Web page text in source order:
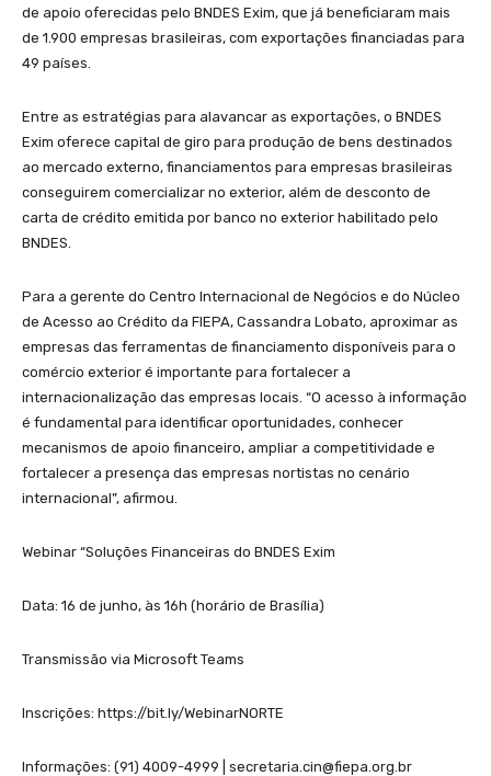
de apoio oferecidas pelo BNDES Exim, que já beneficiaram mais
de 1.900 empresas brasileiras, com exportações financiadas para
49 países.
Entre as estratégias para alavancar as exportações, o BNDES
Exim oferece capital de giro para produção de bens destinados
ao mercado externo, financiamentos para empresas brasileiras
conseguirem comercializar no exterior, além de desconto de
carta de crédito emitida por banco no exterior habilitado pelo
BNDES.
Para a gerente do Centro Internacional de Negócios e do Núcleo
de Acesso ao Crédito da FIEPA, Cassandra Lobato, aproximar as
empresas das ferramentas de financiamento disponíveis para o
comércio exterior é importante para fortalecer a
internacionalização das empresas locais. “O acesso à informação
é fundamental para identificar oportunidades, conhecer
mecanismos de apoio financeiro, ampliar a competitividade e
fortalecer a presença das empresas nortistas no cenário
internacional”, afirmou.
Webinar “Soluções Financeiras do BNDES Exim
Data: 16 de junho, às 16h (horário de Brasília)
Transmissão via Microsoft Teams
Inscrições: https://bit.ly/WebinarNORTE
Informações: (91) 4009-4999 | secretaria.cin@fiepa.org.br